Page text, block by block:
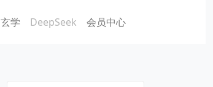
玄学 DeepSeek 会员中心